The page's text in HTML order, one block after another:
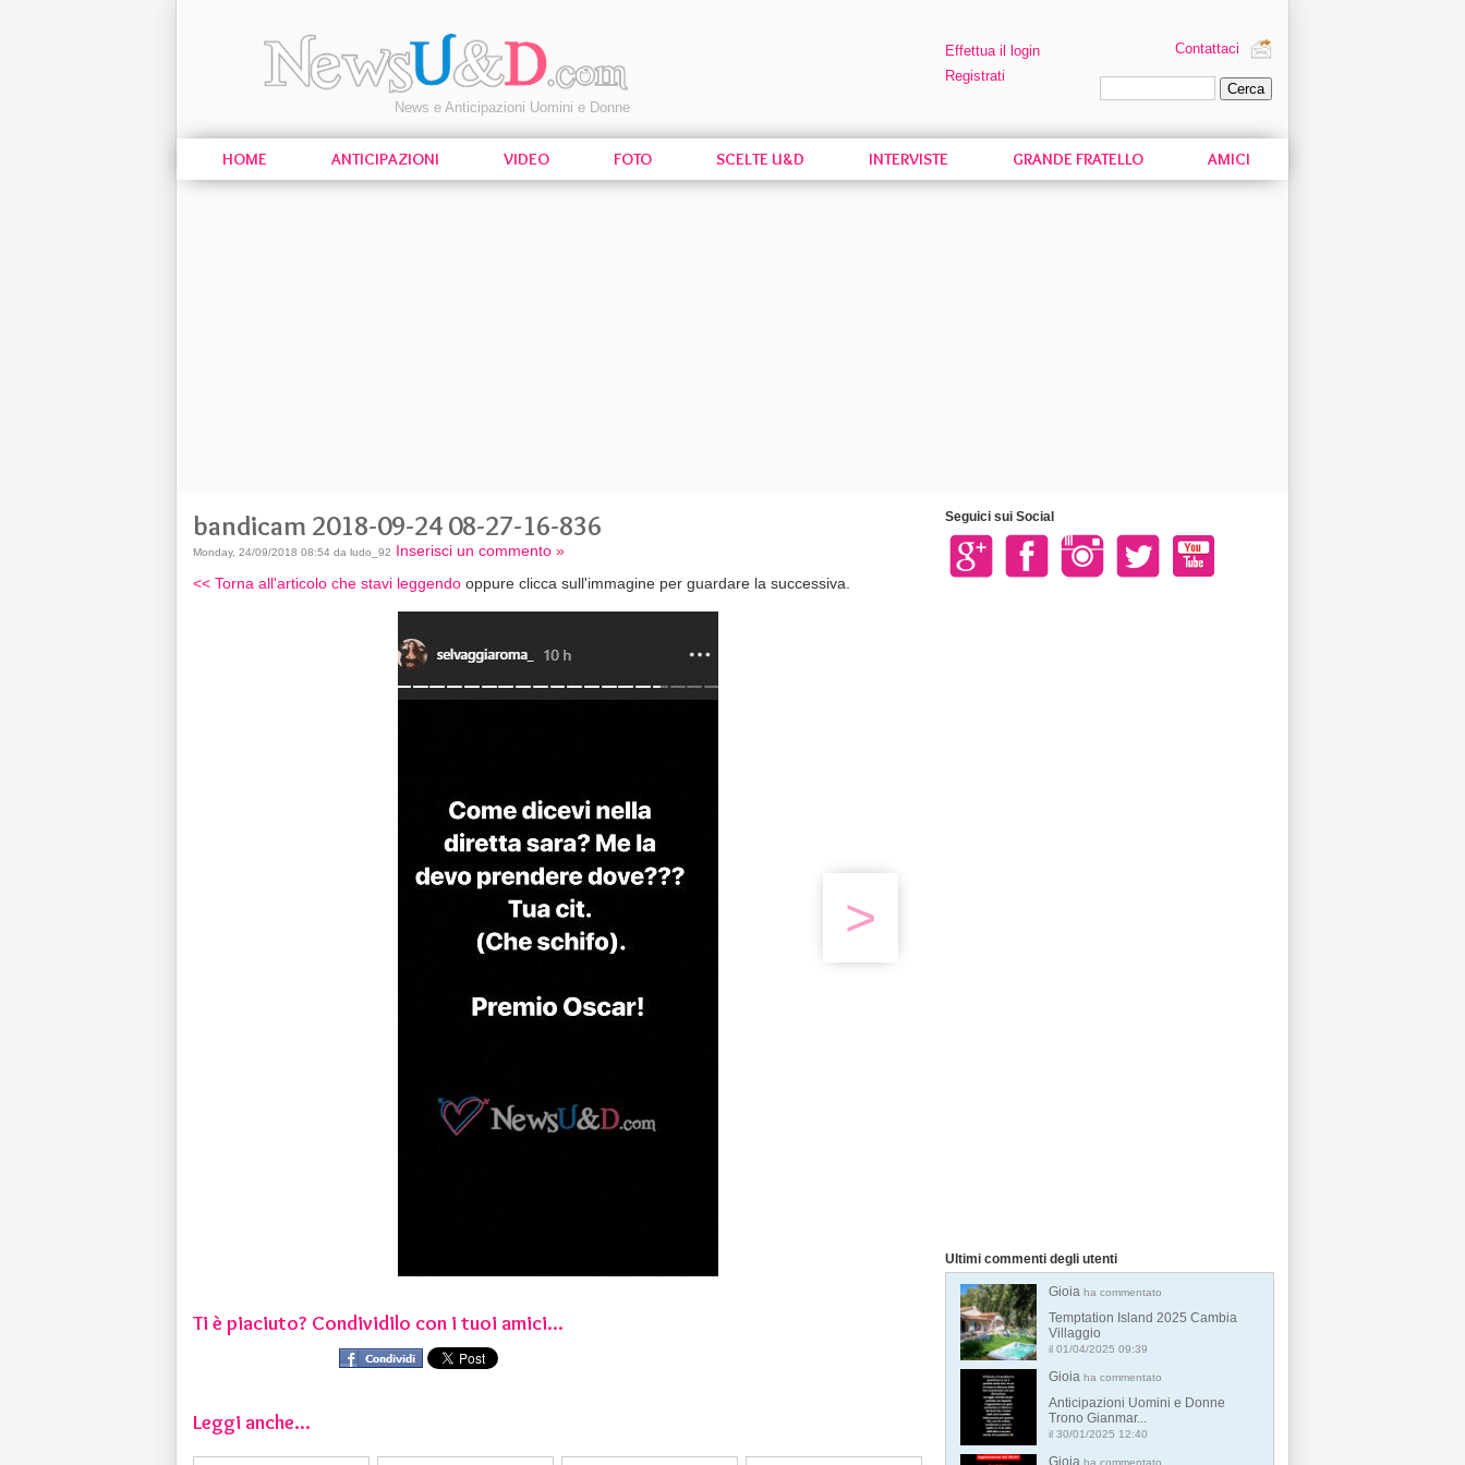
News e Anticipazioni Uomini e Donne
Effettua il login
Registrati
Contattaci
HOME ANTICIPAZIONI VIDEO FOTO SCELTE U&D INTERVISTE GRANDE FRATELLO AMICI
bandicam 2018-09-24 08-27-16-836
Monday, 24/09/2018 08:54 da ludo_92 Inserisci un commento »
<< Torna all'articolo che stavi leggendo oppure clicca sull'immagine per guardare la successiva.
>
Ti è piaciuto? Condividilo con i tuoi amici...
Leggi anche...
Seguici sui Social
Ultimi commenti degli utenti
Gioia ha commentato
Temptation Island 2025 Cambia
Villaggio
il 01/04/2025 09:39
Gioia ha commentato
Anticipazioni Uomini e Donne
Trono Gianmar...
il 30/01/2025 12:40
Gioia ha commentato